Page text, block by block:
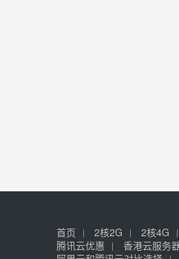
首页 2核2G 2核4G
腾讯云优惠
香港云服务